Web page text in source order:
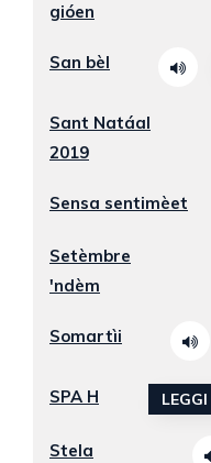
gióen
San bèl
Sant Natáal
2019
Sensa sentimèet
Setèmbre
'ndèm
Somartìi
SPA H
Stela